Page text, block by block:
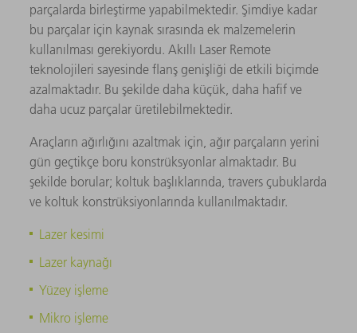
parçalarda birleştirme yapabilmektedir. Şimdiye kadar
bu parçalar için kaynak sırasında ek malzemelerin
kullanılması gerekiyordu. Akıllı Laser Remote
teknolojileri sayesinde flanş genişliği de etkili biçimde
azalmaktadır. Bu şekilde daha küçük, daha hafif ve
daha ucuz parçalar üretilebilmektedir.
Araçların ağırlığını azaltmak için, ağır parçaların yerini
gün geçtikçe boru konstrüksyonlar almaktadır. Bu
şekilde borular; koltuk başlıklarında, travers çubuklarda
ve koltuk konstrüksiyonlarında kullanılmaktadır.
Lazer kesimi
Lazer kaynağı
Yüzey işleme
Mikro işleme